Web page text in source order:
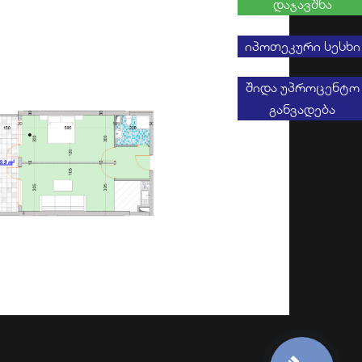
დაჯავშნა
იპოთეკური სესხი
შიდა უპროცენტო
განვადება